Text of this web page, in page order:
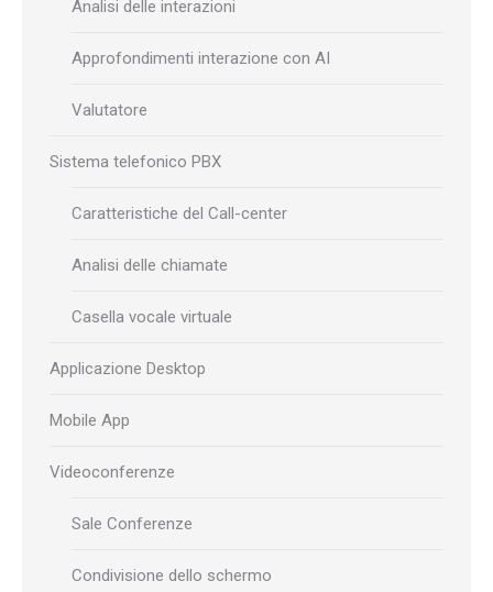
Analisi delle interazioni
Approfondimenti interazione con AI
Valutatore
Sistema telefonico PBX
Caratteristiche del Call-center
Analisi delle chiamate
Casella vocale virtuale
Applicazione Desktop
Mobile App
Videoconferenze
Sale Conferenze
Condivisione dello schermo